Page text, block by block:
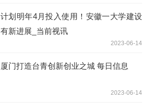
计划明年4月投入使用！安徽一大学建设
有新进展_当前视讯
2023-06-14
厦门打造台青创新创业之城 每日信息
2023-06-14